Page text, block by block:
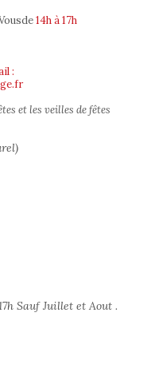
de14h à 17h
:
et les veilles de fêtes
Sauf Juillet et Aout .